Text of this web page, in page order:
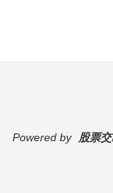
Powered by 股票